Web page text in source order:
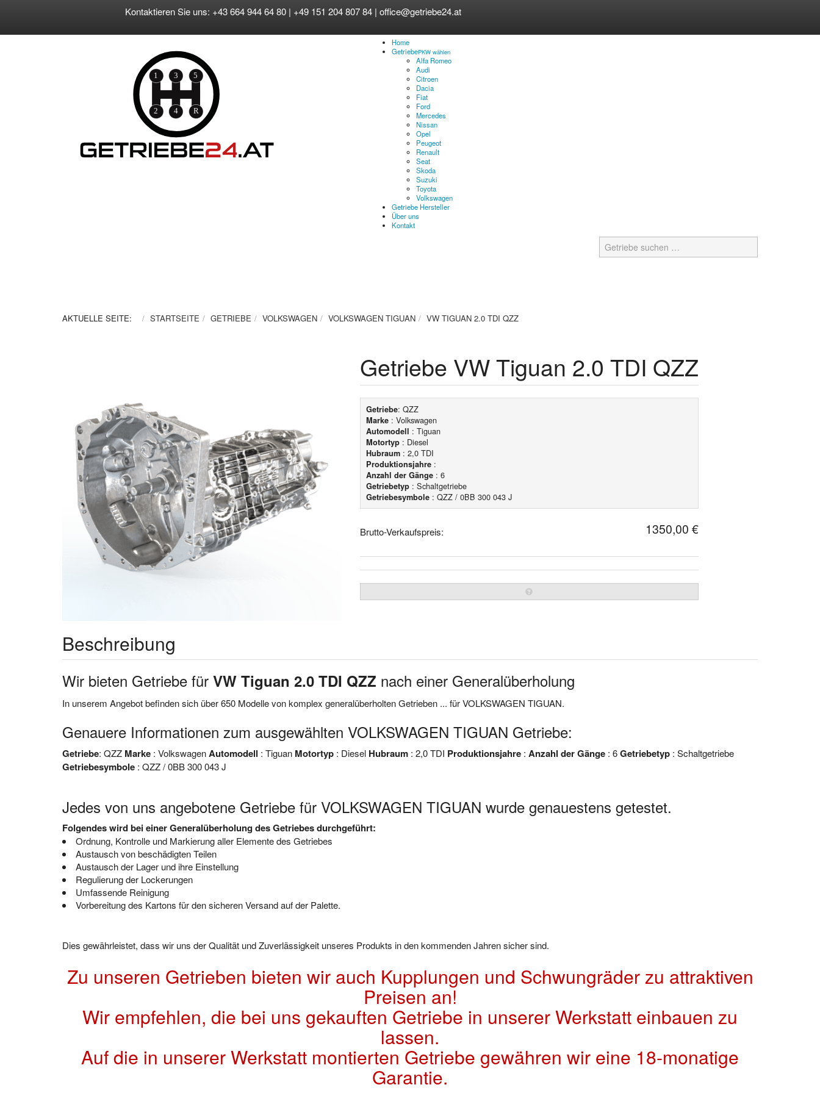
Kontaktieren Sie uns: +43 664 944 64 80 | +49 151 204 807 84 |office@getriebe24.at
Home
GetriebePKW wählen
Alfa Romeo
Audi
Citroen
Dacia
Fiat
Ford
Mercedes
Nissan
Opel
Peugeot
Renault
Seat
Skoda
Suzuki
Toyota
Volkswagen
Getriebe Hersteller
Über uns
Kontakt
AKTUELLE SEITE: STARTSEITE GETRIEBE VOLKSWAGEN VOLKSWAGEN TIGUAN VW TIGUAN 2.0 TDI QZZ
Getriebe VW Tiguan 2.0 TDI QZZ
Getriebe: QZZ
Marke: Volkswagen
Automodell : Tiguan
Motortyp: Diesel
Hubraum: 2,0 TDI
Produktionsjahre:
Anzahl der Gänge: 6
Getriebetyp: Schaltgetriebe
Getriebesymbole: QZZ / 0BB 300 043 J
Brutto-Verkaufspreis: 1350,00 €
Beschreibung
Wir bieten Getriebe für VW Tiguan 2.0 TDI QZZ nach einer Generalüberholung
In unserem Angebot befinden sich über 650 Modelle von komplex generalüberholten Getrieben ... für VOLKSWAGEN TIGUAN.
Genauere Informationen zum ausgewählten VOLKSWAGEN TIGUAN Getriebe:
Getriebe: QZZ Marke : VolkswagenAutomodell : Tiguan Motortyp : Diesel Hubraum : 2,0 TDI Produktionsjahre : Anzahl der Gänge : 6Getriebetyp : Schaltgetriebe
Getriebesymbole : QZZ / 0BB 300 043 J
Jedes von uns angebotene Getriebe für VOLKSWAGEN TIGUAN wurde genauestens getestet.
Folgendes wird bei einer Generalüberholung des Getriebes durchgeführt:
Ordnung, Kontrolle und Markierung aller Elemente des Getriebes
Austausch von beschädigten Teilen
Austausch der Lager und ihre Einstellung
Regulierung der Lockerungen
Umfassende Reinigung
Vorbereitung des Kartons für den sicheren Versand auf der Palette.
Dies gewährleistet, dass wir uns der Qualität und Zuverlässigkeit unseres Produkts in den kommenden Jahren sicher sind.
Zu unseren Getrieben bieten wir auch Kupplungen und Schwungräder zu attraktiven
Preisen an!
Wir empfehlen, die bei uns gekauften Getriebe in unserer Werkstatt einbauen zu
lassen.
Auf die in unserer Werkstatt montierten Getriebe gewähren wir eine 18-monatige
Garantie.